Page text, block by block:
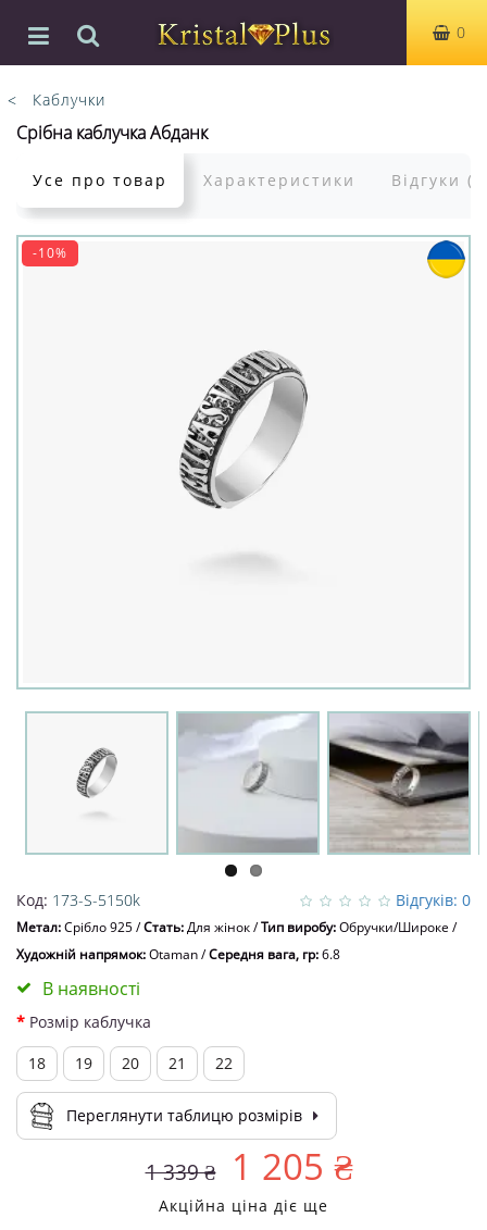
0
Каблучки
Срібна каблучка Абданк
Усе про товар Характеристики Відгуки
-10%
Відгуків: 0
Код: 173-S-5150k
Метал:Срібло 925/Стать:Для жінок/Тип виробу:Обручки/Широке /
Художній напрямок:Otaman/Середня вага, гр:6.8
В наявності
Розмір каблучка
18
19 20 21 22
Переглянути таблицю розмірів
1 339 ₴ 1 205 ₴
Акційна ціна діє ще